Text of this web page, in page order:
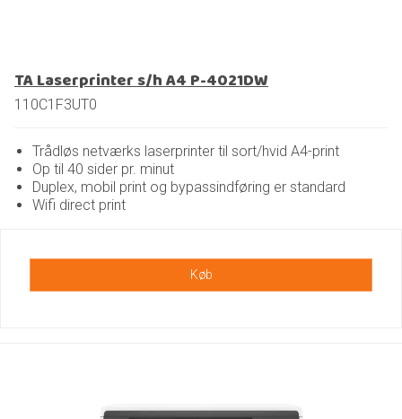
TA Laserprinter s/h A4 P-4021DW
110C1F3UT0
Trådløs netværks laserprinter til sort/hvid A4-print
Op til 40 sider pr. minut
Duplex, mobil print og bypassindføring er standard
Wifi direct print
Køb